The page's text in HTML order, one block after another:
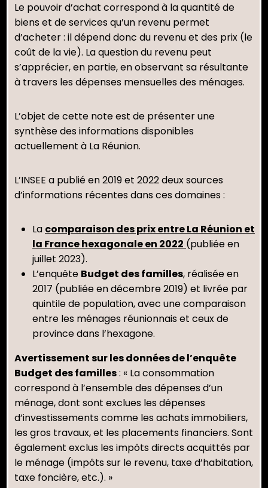
Le pouvoir d’achat correspond à la quantité de
biens et de services qu’un revenu permet
d’acheter : il dépend donc du revenu et des prix (le
coût de la vie). La question du revenu peut
s’apprécier, en partie, en observant sa résultante
à travers les dépenses mensuelles des ménages.
L’objet de cette note est de présenter une
synthèse des informations disponibles
actuellement à La Réunion.
L’INSEE a publié en 2019 et 2022 deux sources
d’informations récentes dans ces domaines :
La comparaison des prix entre La Réunion et
la France hexagonale en 2022 (publiée en
juillet 2023).
L’enquête Budget des familles, réalisée en
2017 (publiée en décembre 2019) et livrée par
quintile de population, avec une comparaison
entre les ménages réunionnais et ceux de
province dans l’hexagone.
Avertissement sur les données de l’enquête
Budget des familles: « La consommation
correspond à l’ensemble des dépenses d’un
ménage, dont sont exclues les dépenses
d’investissements comme les achats immobiliers,
les gros travaux, et les placements financiers. Sont
également exclus les impôts directs acquittés par
le ménage (impôts sur le revenu, taxe d’habitation,
taxe foncière, etc.). »